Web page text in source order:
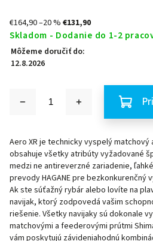
€164,90–20 % €131,90
Skladom - Dodanie do 1-2
Môžeme doručiť do:
12.8.2026
Aero XR je technicky vyspelý
obsahuje všetky atribúty vyžadované
medzi ne antireverzné zariadenie,
prevody HAGANE pre bezkonkurenčný
Ak ste súťažný rybár alebo lovíte na
navijak, ktorý zodpovedá vašim
riešenie. Všetky navijaky sú dokonale
matchovými a feederovými prútmi
vám poskytujú závideniahodnú